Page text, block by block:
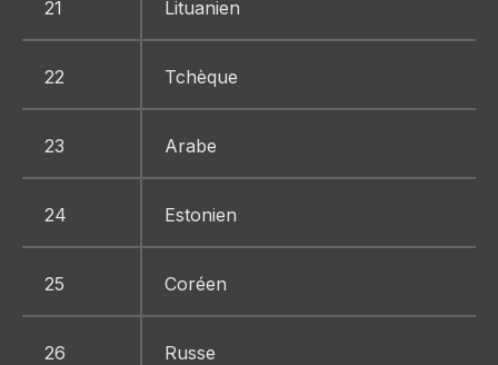
21 Lituanien
22 Tchèque
23 Arabe
24 Estonien
25 Coréen
26 Russe